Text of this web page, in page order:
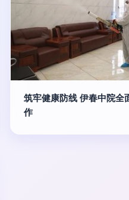
筑牢健康防线 伊春中院全
作